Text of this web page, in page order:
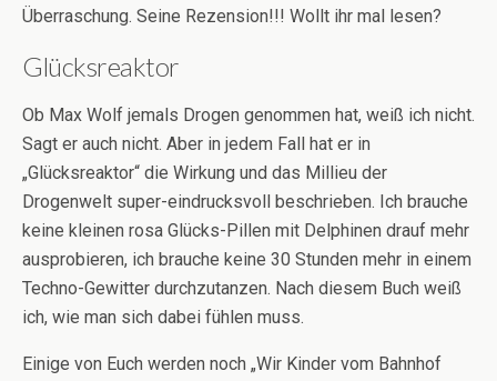
Überraschung. Seine Rezension!!! Wollt ihr mal lesen?
Glücksreaktor
Ob Max Wolf jemals Drogen genommen hat, weiß ich nicht.
Sagt er auch nicht. Aber in jedem Fall hat er in
„Glücksreaktor“ die Wirkung und das Millieu der
Drogenwelt super-eindrucksvoll beschrieben. Ich brauche
keine kleinen rosa Glücks-Pillen mit Delphinen drauf mehr
ausprobieren, ich brauche keine 30 Stunden mehr in einem
Techno-Gewitter durchzutanzen. Nach diesem Buch weiß
ich, wie man sich dabei fühlen muss.
Einige von Euch werden noch „Wir Kinder vom Bahnhof